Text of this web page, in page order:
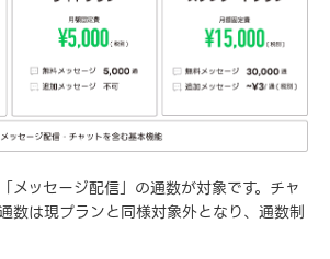
メッセージ配信」の通数が対象です。チャ
数は現プランと同様対象外となり、通数制